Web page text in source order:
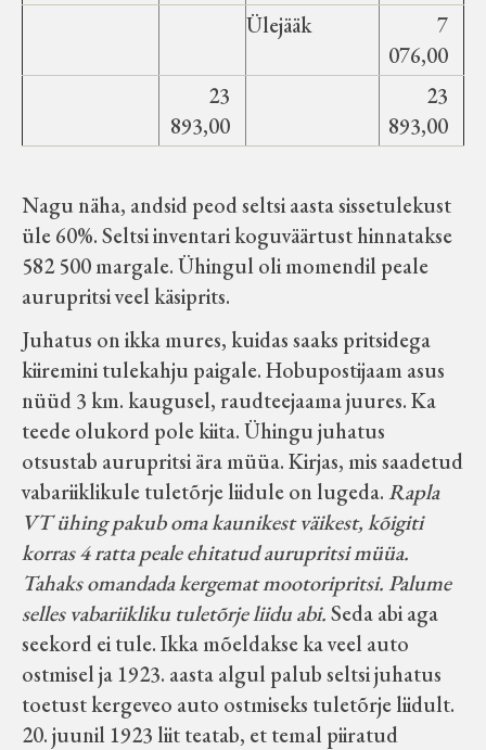
Ülejääk
7
076,00
23
893,00
23
893,00
Nagu näha, andsid peod seltsi aasta sissetulekust
üle 60%. Seltsi inventari koguväärtust hinnatakse
582 500 margale. Ühingul oli momendil peale
aurupritsi veel käsiprits.
Juhatus on ikka mures, kuidas saaks pritsidega
kiiremini tulekahju paigale. Hobupostijaam asus
nüüd 3 km. kaugusel, raudteejaama juures. Ka
teede olukord pole kiita. Ühingu juhatus
otsustab aurupritsi ära müüa. Kirjas, mis saadetud
vabariiklikule tuletõrje liidule on lugeda.Rapla
VT ühing pakub oma kaunikest väikest, kõigiti
korras 4 ratta peale ehitatud aurupritsi müüa.
Tahaks omandada kergemat mootoripritsi. Palume
selles vabariikliku tuletõrje liidu abi.Seda abi aga
seekord ei tule. Ikka mõeldakse ka veel auto
ostmisel ja 1923. aasta algul palub seltsi juhatus
toetust kergeveo auto ostmiseks tuletõrje liidult.
20. juunil 1923 liit teatab, et temal piiratud